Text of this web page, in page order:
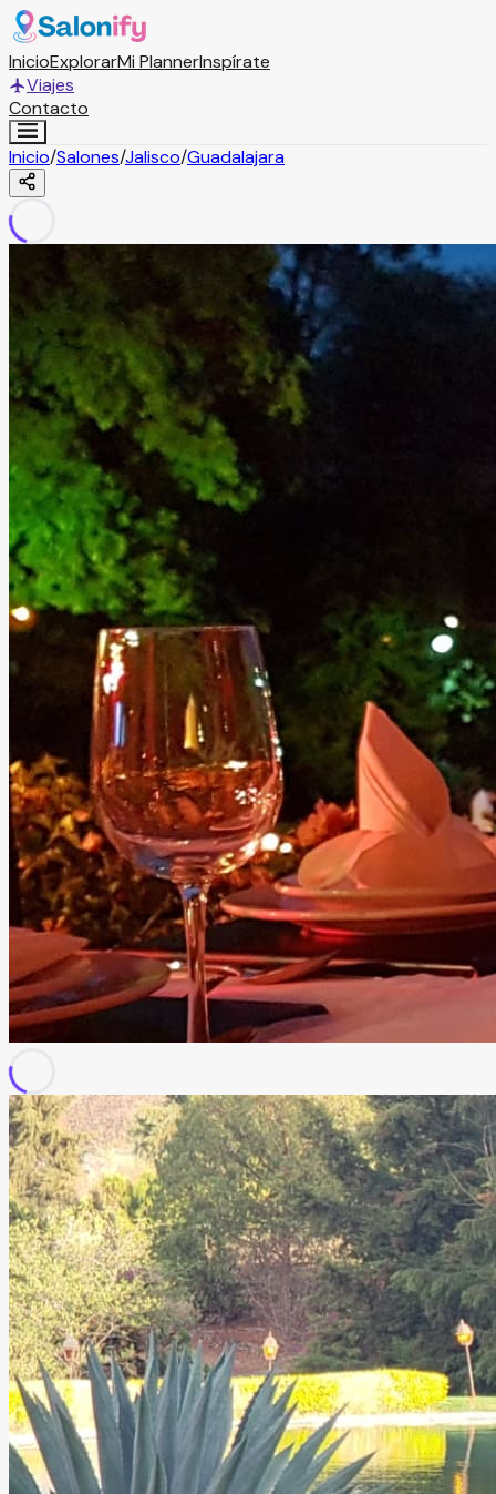
InicioExplorarMi PlannerInspírate
Viajes
Contacto
Inicio/Salones/Jalisco/Guadalajara